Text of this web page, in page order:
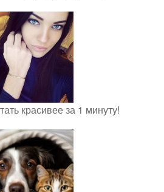
красивее за 1 минуту!